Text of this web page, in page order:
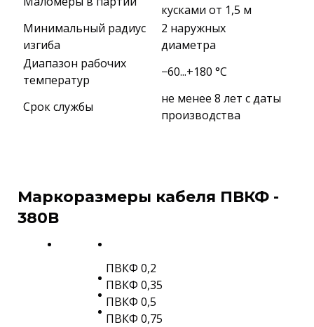
кусками от 1,5 м
Минимальный радиус
изгиба
2 наружных
диаметра
Диапазон рабочих
температур
−60...+180 °C
Срок службы
не менее 8 лет с даты
производства
Маркоразмеры кабеля ПВКФ -
380В
ПВКФ 0,2
ПВКФ 0,35
ПВКФ 0,5
ПВКФ 0,75